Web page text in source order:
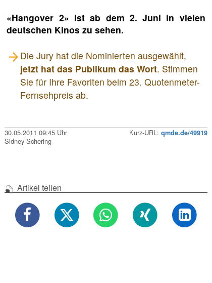
«Hangover 2» ist ab dem 2. Juni in vielen
deutschen Kinos zu sehen.
Die Jury hat die Nominierten ausgewählt,
jetzt hat das Publikum das Wort. Stimmen
Sie für Ihre Favoriten beim 23. Quotenmeter-
Fernsehpreis ab.
30.05.2011 09:45 Uhr Kurz-URL: qmde.de/49919
Sidney Schering
Artikel teilen